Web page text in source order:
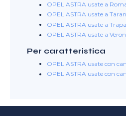
OPEL ASTRA usate a
OPEL ASTRA usate a
OPEL ASTRA usate a
OPEL ASTRA usate a
Per caratteristica
OPEL ASTRA usate con
OPEL ASTRA usate con